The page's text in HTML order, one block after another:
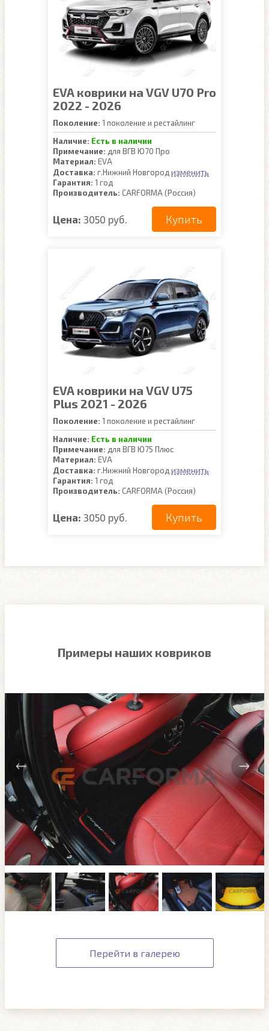
EVA коврики на VGV U70 Pro
2022 - 2026
Поколение: 1 поколение и рестайлинг
Наличие: Есть в наличии
Примечание: для ВГВ Ю70 Про
Материал: EVA
Доставка: г.Нижний Новгород изменить
Гарантия: 1 год
Производитель: CARFORMA (Россия)
Цена: 3050 руб. Купить
EVA коврики на VGV U75
Plus 2021 - 2026
Поколение: 1 поколение и рестайлинг
Наличие: Есть в наличии
Примечание: для ВГВ Ю75 Плюс
Материал: EVA
Доставка: г.Нижний Новгород изменить
Гарантия: 1 год
Производитель: CARFORMA (Россия)
Цена: 3050 руб. Купить
Примеры наших ковриков
Перейти в галерею